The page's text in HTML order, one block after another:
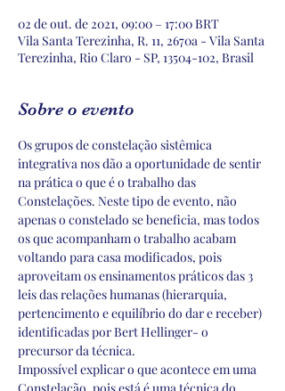
02 de out. de 2021, 09:00 – 17:00 BRT
Vila Santa Terezinha, R. 11, 2670a - Vila Santa
Terezinha, Rio Claro - SP, 13504-102, Brasil
Sobre o evento
Os grupos de constelação sistêmica
integrativa nos dão a oportunidade de sentir
na prática o que é o trabalho das
Constelações. Neste tipo de evento, não
apenas o constelado se beneficia, mas todos
os que acompanham o trabalho acabam
voltando para casa modificados, pois
aproveitam os ensinamentos práticos das 3
leis das relações humanas (hierarquia,
pertencimento e equilíbrio do dar e receber)
identificadas por Bert Hellinger- o
precursor da técnica.
Impossível explicar o que acontece em uma